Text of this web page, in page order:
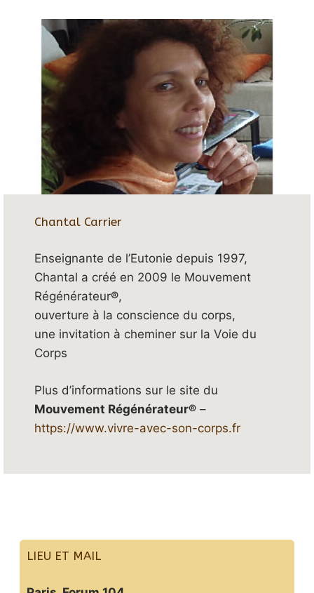
Chantal Carrier
Enseignante de l’Eutonie depuis 1997,
Chantal a créé en 2009 le Mouvement
Régénérateur®,
ouverture à la conscience du corps,
une invitation à cheminer sur la Voie du
Corps
Plus d’informations sur le site du
Mouvement Régénérateur®–
https://www.vivre-avec-son-corps.fr
LIEU ET MAIL